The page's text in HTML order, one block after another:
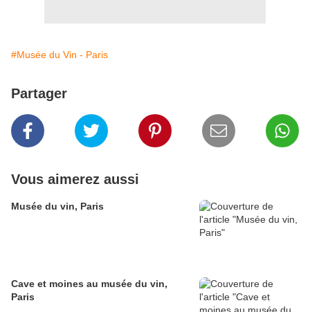
#Musée du Vin - Paris
Partager
Vous aimerez aussi
Musée du vin, Paris
Cave et moines au musée du vin,
Paris